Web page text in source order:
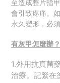
至造成整片指甲
會引致疼痛。
永久變形，必
有灰甲怎麼辦？
1.外用抗真菌
治療。記緊在